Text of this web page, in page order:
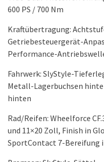
Kraftübertragung:
Performance-
Fahrwerk: SlyStyle-
hinten
Rad/Reifen: Wheelforce
SportContact 7-Bereifung
Bremsen: SlyStyle-Sättel